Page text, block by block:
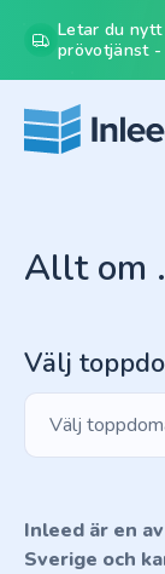
Letar du
prövotjänst
Allt om
Välj
Välj
Inleed är en
Sverige och